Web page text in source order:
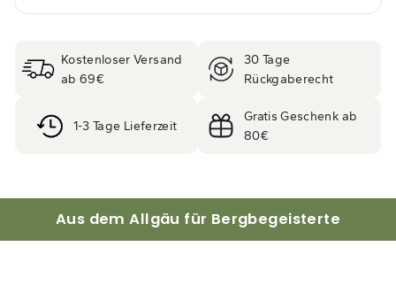
Kostenloser Versand
ab 69€
30 Tage
Rückgaberecht
1-3 Tage Lieferzeit
Gratis Geschenk ab
80€
Aus dem Allgäu für Bergbegeisterte